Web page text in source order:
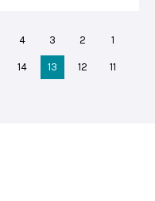
1
2
3
4
11
12
13
14